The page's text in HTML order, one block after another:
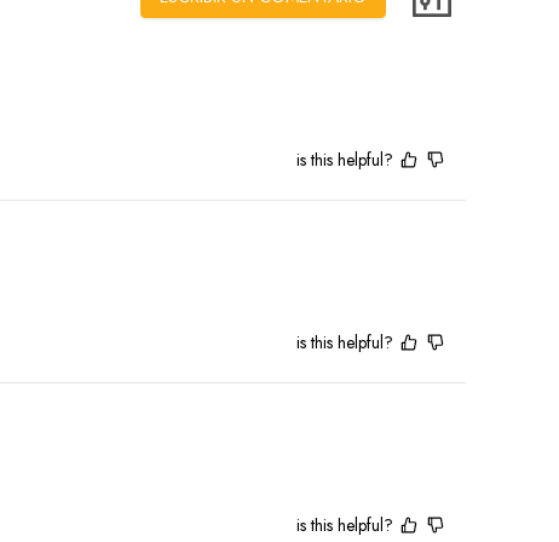
is this helpful?
is this helpful?
is this helpful?